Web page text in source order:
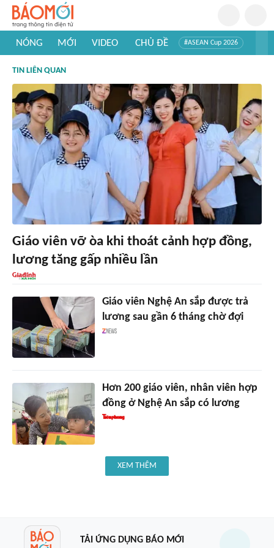
NÓNG MỚI VIDEO CHỦ ĐỀ #ASEAN Cup 2026
#Khám phá thế giới
TIN LIÊN QUAN
Giáo viên vỡ òa khi thoát cảnh hợp đồng,
lương tăng gấp nhiều lần
Giáo viên Nghệ An sắp được trả
lương sau gần 6 tháng chờ đợi
Hơn 200 giáo viên, nhân viên hợp
đồng ở Nghệ An sắp có lương
XEM THÊM
TẢI ỨNG DỤNG BÁO MỚI